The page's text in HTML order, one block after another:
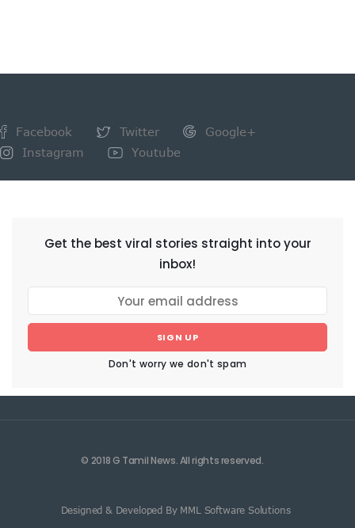
Facebook Twitter
Google+
Instagram
Youtube
Get the best viral stories straight into your
inbox!
SIGN UP
Don't worry we don't spam
© 2018 G Tamil News. All rights reserved.
Designed & Developed By MML Software Solutions